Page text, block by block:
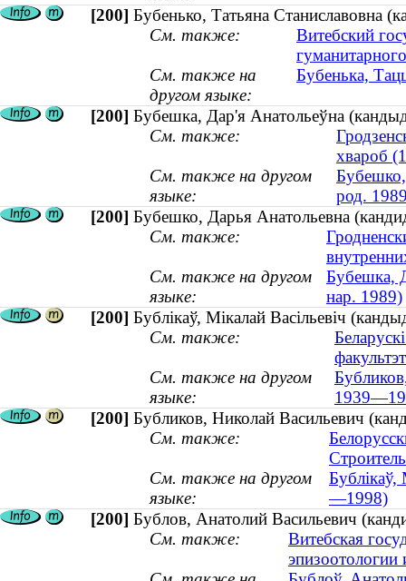
[200] Бубенько, Татьяна Станиславовна
См. также:
Витебский
См. также на
другом языке:
Бубенька,
[200] Бубешка, Дар'я Анатольеўна
См. также:
хвароб
См. также на другом
языке:
Бубешко,
род.
[200] Бубешко, Дарья Анатольевна
См. также:
См. также на другом
языке:
Бубешка,
нар. 1989)
[200] Бублікаў, Мікалай Васільевіч
См. также:
факультэт
См. также на другом
языке:
[200] Бубликов, Николай Васильевич
См. также:
См. также на другом
языке:
Бублікаў,
—1998)
[200] Бублов, Анатолий Васильевич
См. также:
Витебская